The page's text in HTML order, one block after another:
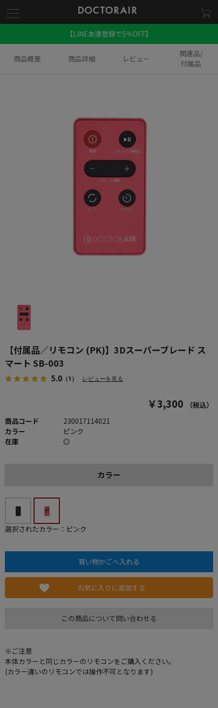
【LINE友達登録で5％OFF】
商品概要 商品詳細 レビュー
関連品/
付属品
【付属品／リモコン (PK)】3Dスーパーブレード ス
マート SB-003
5.0 （1） レビューを見る
￥3,300
（税込）
商品コード
230017114021
カラー
ピンク
在庫
◎
カラー
選択されたカラー：ピンク
お気に入りに追加する
この商品について問い合わせる
※ご注意
本体カラーと同じカラーのリモコンをご購入ください。
(カラー違いのリモコンでは操作不可となります)